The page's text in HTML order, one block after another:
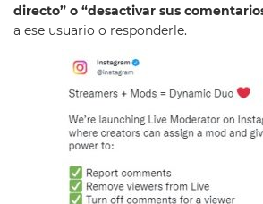
directo” o “desactivar sus
a ese usuario o responderle.